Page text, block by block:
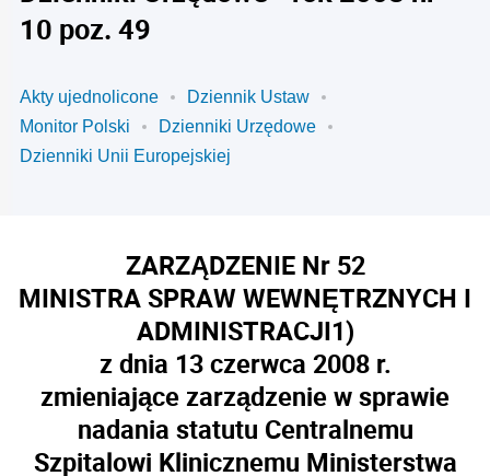
10 poz. 49
Akty ujednolicone
Dziennik Ustaw
Monitor Polski
Dzienniki Urzędowe
Dzienniki Unii Europejskiej
ZARZĄDZENIE Nr 52
MINISTRA SPRAW WEWNĘTRZNYCH I
ADMINISTRACJI1)
z dnia 13 czerwca 2008 r.
zmieniające zarządzenie w sprawie
nadania statutu Centralnemu
Szpitalowi Klinicznemu Ministerstwa